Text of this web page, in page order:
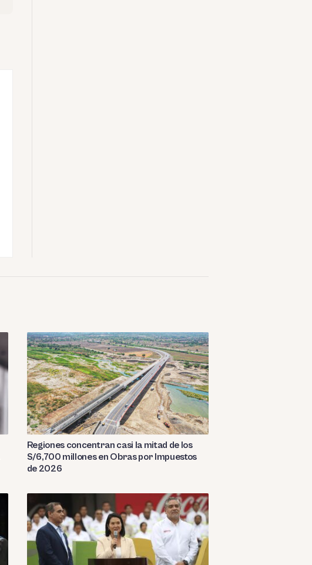
Regiones concentran casi la mitad de los
S/6,700 millones en Obras por Impuestos
de 2026